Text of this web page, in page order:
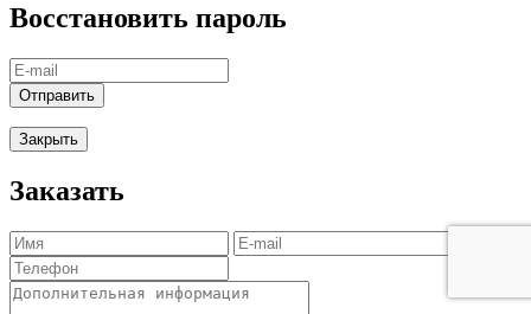
Восстановить пароль
Отправить
Закрыть
Заказать